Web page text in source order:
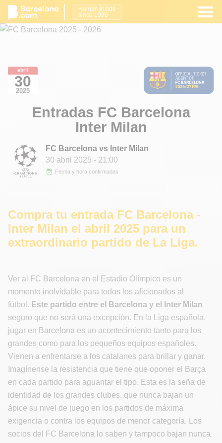
Human inside
since 1996
abril
30
2025
Entradas FC Barcelona
Inter Milan
FC Barcelona vs Inter Milan
30 abril 2025 - 21:00
Fecha y hora confirmadas
Compra tu entrada FC Barcelona -
Inter Milan el abril 2025 para un
extraordinario partido de La Liga.
Ver al FC Barcelona en el Estadio Olímpico es un
momento inolvidable para todos los aficionados al
fútbol. Este partido entre el Barcelona y el Inter Milan
seguro que no será una excepción. En la Liga española,
jugar en Barcelona es un acontecimiento tanto para los
grandes como para los pequeños equipos españoles.
Vienen a enfrentarse a los catalanes para brillar y ganar.
Imagínense la resistencia que tiene que oponer el Barça
en cada partido para aguantar el tipo. Esta es la seña de
identidad de los grandes clubes, que nunca bajan un
ápice su nivel de juego en los partidos de máxima
exigencia o contra los equipos de menor categoría. Los
socios del FC Barcelona lo saben y tampoco bajan nunca